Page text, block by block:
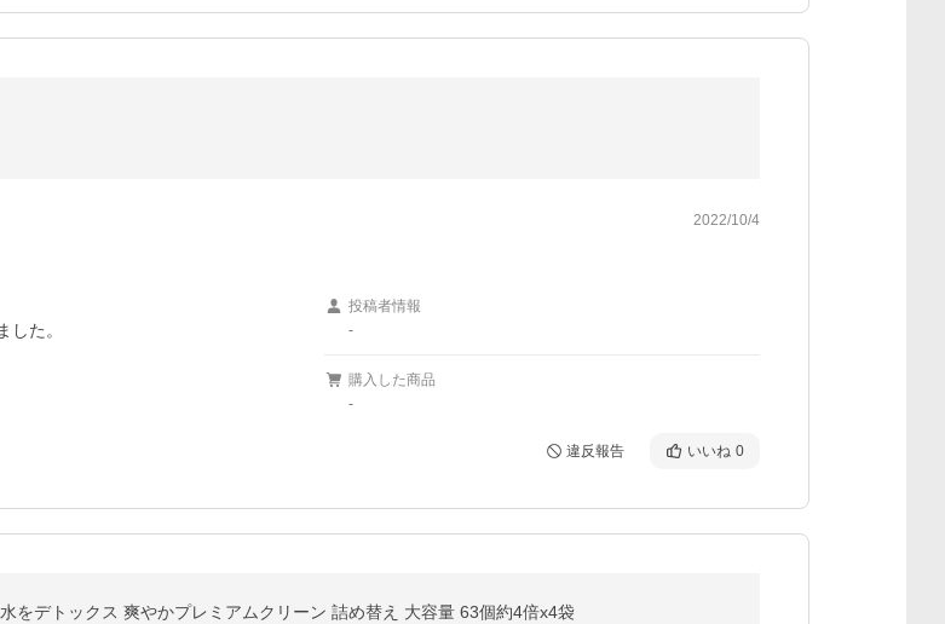
2022/10/4
た。
投稿者情報
-
購入した商品
-
違反報告 いいね 0
をデトックス 爽やかプレミアムクリーン 詰め替え 大容量 63個約4倍x4袋